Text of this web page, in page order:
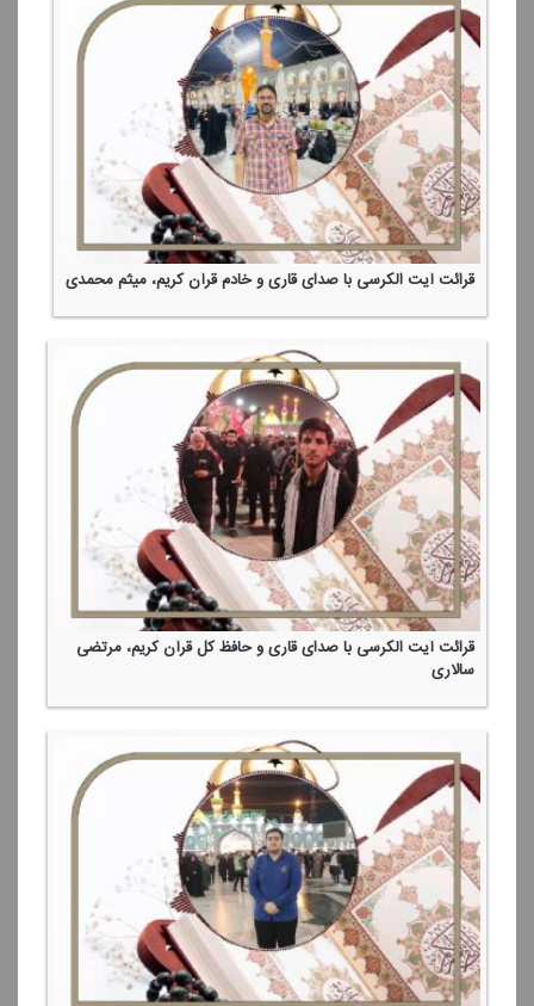
قرائت آیت الكرسی با صدای قاری و خادم قرآن كریم، میثم محمدی
قرائت آیت الكرسی با صدای قاری و حافظ كل قرآن كریم، مرتضی
سالاری